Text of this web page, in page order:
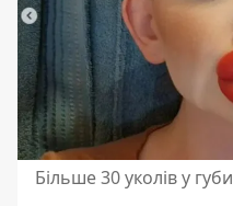
Більше 30 уколів у губи